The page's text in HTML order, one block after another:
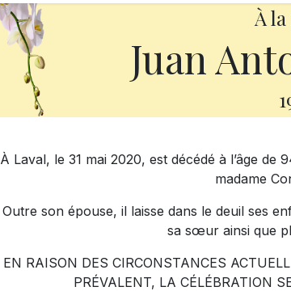
À
Juan
À Laval, le 31 mai 2020, est décédé à l’âge
madame
Outre son épouse, il laisse dans le deuil ses
sa sœur ainsi que
EN RAISON DES CIRCONSTANCES
PRÉVALENT, LA CÉLÉBRATION